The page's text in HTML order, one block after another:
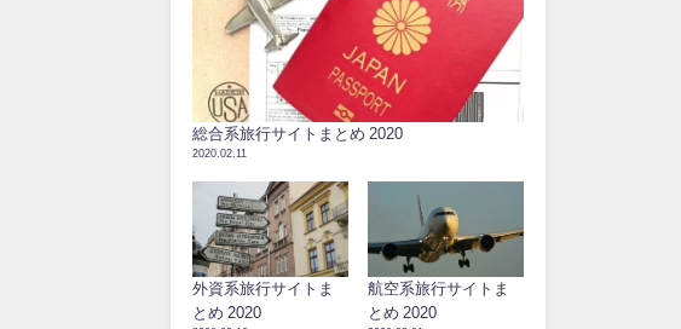
総合系旅行サイトまとめ 2020
2020.02.11
外資系旅行サイトま
とめ 2020
航空系旅行サイトま
とめ 2020